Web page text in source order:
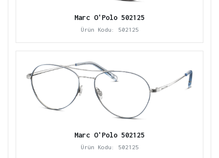
Marc O'Polo 502125
Ürün Kodu: 502125
Marc O'Polo 502125
Ürün Kodu: 502125